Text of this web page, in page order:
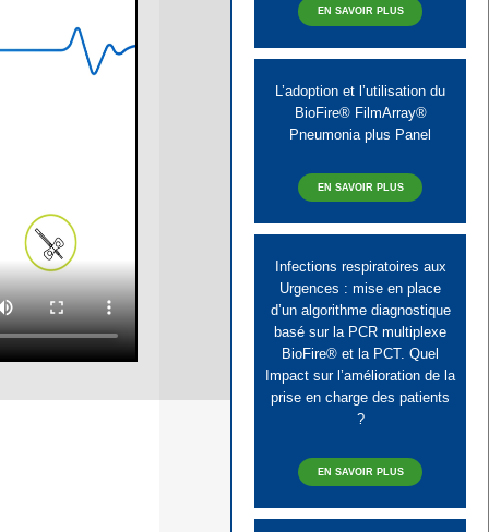
EN SAVOIR PLUS
L’adoption et l’utilisation du
BioFire® FilmArray®
Pneumonia plus Panel
EN SAVOIR PLUS
Infections respiratoires aux
Urgences : mise en place
d’un algorithme diagnostique
basé sur la PCR multiplexe
BioFire® et la PCT. Quel
Impact sur l’amélioration de la
prise en charge des patients
?
EN SAVOIR PLUS